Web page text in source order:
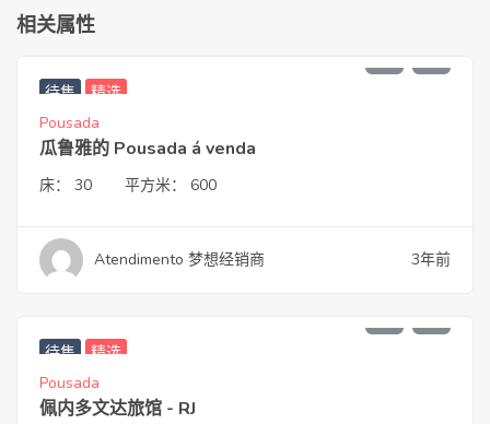
相关属性
待售 精选
Pousada
瓜鲁雅的 Pousada á venda
床： 30 平方米： 600
Atendimento 梦想经销商 3年前
待售 精选
Pousada
佩内多文达旅馆 - RJ